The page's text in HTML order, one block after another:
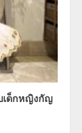
เด็กหญิงกัญ